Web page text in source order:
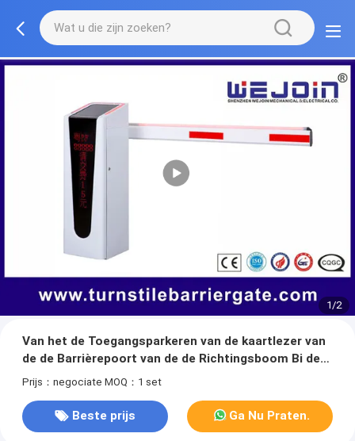
1/2
Van het de Toegangsparkeren van de kaartlezer van
de de Barrièrepoort van de de Richtingsboom Bi de
Houdersontwerp
Prijs：negociate MOQ：1 set
Beste prijs Ga Nu Praten.